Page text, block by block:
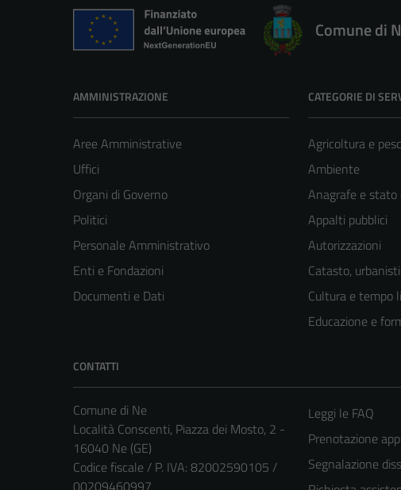
Comune di
AMMINISTRAZIONE
Aree Amministrative
Uffici
Organi di Governo
Politici
Personale Amministrativo
Enti e Fondazioni
Documenti e Dati
CATEGORIE DI
Agricoltura e
Ambiente
Anagrafe e stato
Appalti pubblici
Autorizzazioni
Catasto,
Cultura e tempo
Educazione e
CONTATTI
Comune di Ne
Località Conscenti, Piazza dei Mosto, 2 -
16040 Ne (GE)
Codice fiscale / P. IVA: 82002590105 /
00209460997
Leggi le FAQ
Prenotazione
Segnalazione